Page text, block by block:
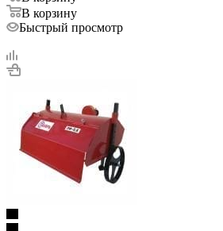
В корзину
Быстрый просмотр